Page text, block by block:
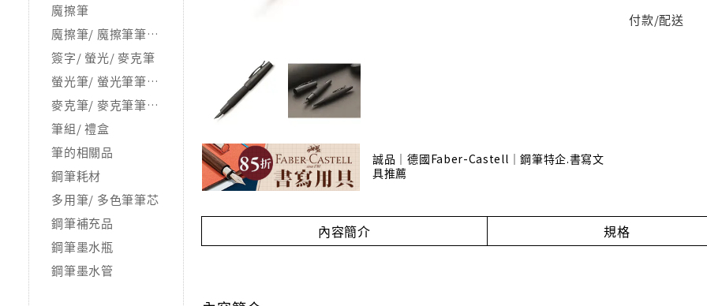
魔擦筆
魔擦筆/ 魔擦筆筆芯/ 相關品
簽字/ 螢光/ 麥克筆
螢光筆/ 螢光筆筆芯/ 補充品
麥克筆/ 麥克筆筆芯/ 補充品
筆組/ 禮盒
筆的相關品
鋼筆耗材
多用筆/ 多色筆筆芯
鋼筆補充品
鋼筆墨水瓶
鋼筆墨水管
誠品｜德國Faber-Castell｜鋼筆特企.書寫文
具推薦
付款/配送
內容簡介 規格